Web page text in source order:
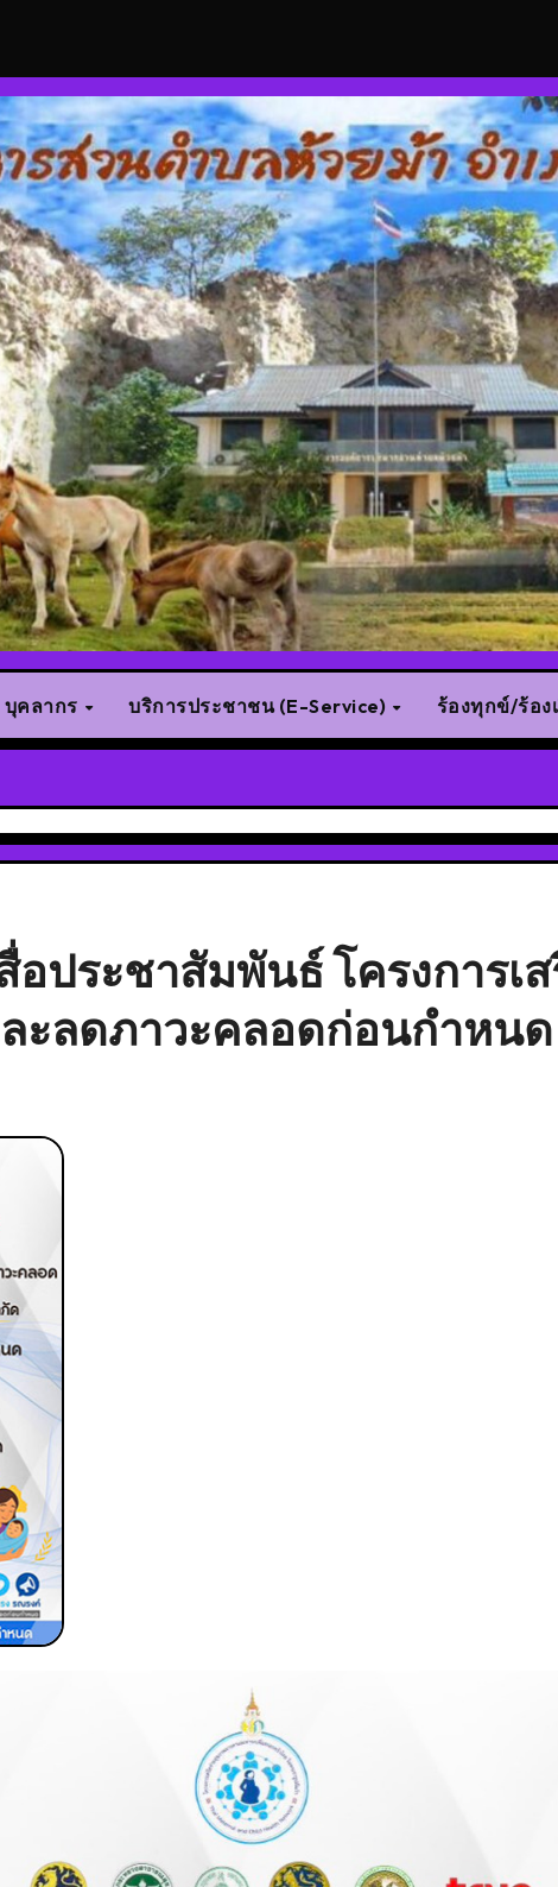
บุคลากร บริการประชาชน (E-Service) ร้องทุกข์/ร้อง
ประชาสัมพันธ์ โครงการเ
ะลดภาวะคลอดก่อนกำหนด